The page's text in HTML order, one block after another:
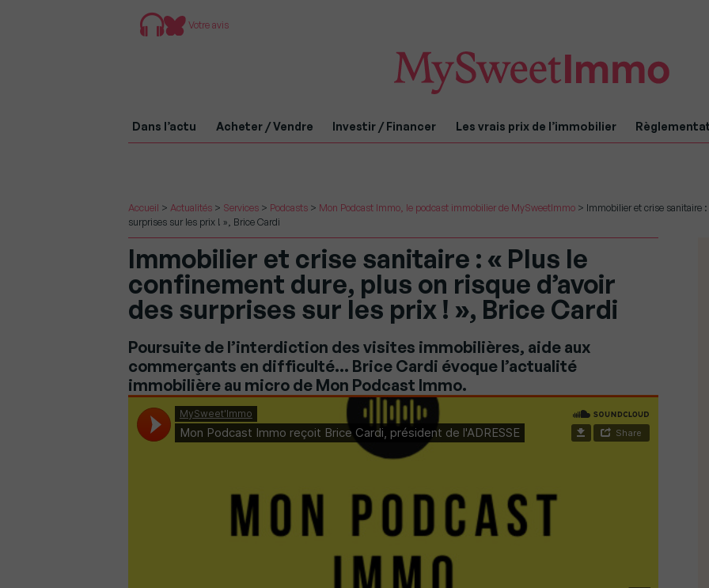
Votre avis
Dans l’actu Acheter / Vendre Investir / Financer Les vrais prix de l’immobilier
Accueil > Actualités > Services > Podcasts > Mon Podcast Immo, le podcast immobilier de MySweetImmo > Immobilier et crise sanitaire
surprises sur les prix ! », Brice Cardi
Immobilier et crise sanitaire : « Plus le
confinement dure, plus on risque d’avoir
des surprises sur les prix ! », Brice Cardi
Poursuite de l’interdiction des visites immobilières, aide aux
commerçants en difficulté… Brice Cardi évoque l’actualité
immobilière au micro de Mon Podcast Immo.